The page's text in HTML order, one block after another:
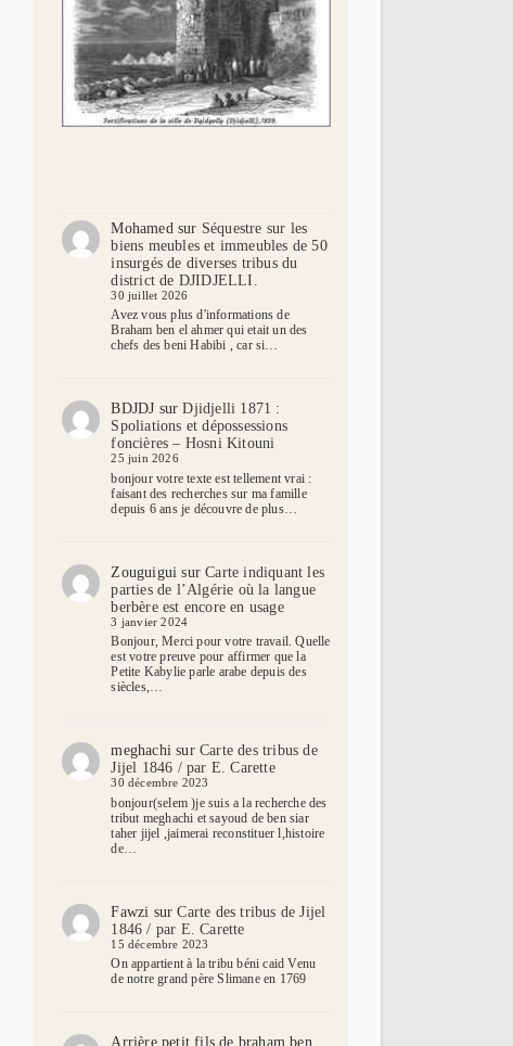
Mohamed sur Séquestre sur les
biens meubles et immeubles de 50
insurgés de diverses tribus du
district de DJIDJELLI.
30 juillet 2026
Avez vous plus d'informations de
Braham ben el ahmer qui etait un des
chefs des beni Habibi , car si…
BDJDJ surDjidjelli 1871 :
Spoliations et dépossessions
foncières – Hosni Kitouni
25 juin 2026
bonjour votre texte est tellement vrai :
faisant des recherches sur ma famille
depuis 6 ans je découvre de plus…
Zouguigui surCarte indiquant les
parties de l’Algérie où la langue
berbère est encore en usage
3 janvier 2024
Bonjour, Merci pour votre travail. Quelle
est votre preuve pour affirmer que la
Petite Kabylie parle arabe depuis des
siècles,…
meghachisur Carte des tribus de
Jijel 1846 / par E. Carette
30 décembre 2023
bonjour(selem )je suis a la recherche des
tribut meghachi et sayoud de ben siar
taher jijel ,jaimerai reconstituer l,histoire
de…
Fawzi surCarte des tribus de Jijel
1846 / par E. Carette
15 décembre 2023
On appartient à la tribu béni caid Venu
de notre grand père Slimane en 1769
Arrière petit fils de braham ben